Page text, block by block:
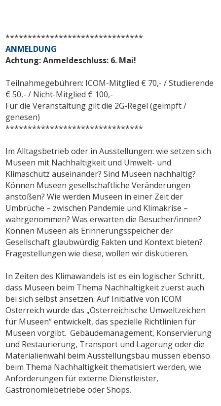
*******************************
ANMELDUNG
Achtung: Anmeldeschluss: 6. Mai!
Teilnahmegebühren: ICOM-Mitglied € 70,- / Studierende
€ 50,- / Nicht-Mitglied € 100,-
Für die Veranstaltung gilt die 2G-Regel (geimpft /
genesen)
*******************************
Im Alltagsbetrieb oder in Ausstellungen: wie setzen sich
Museen mit Nachhaltigkeit und Umwelt- und
Klimaschutz auseinander? Sind Museen nachhaltig?
Können Museen gesellschaftliche Veränderungen
anstoßen? Wie werden Museen in einer Zeit der
Umbrüche – zwischen Pandemie und Klimakrise –
wahrgenommen? Was erwarten die Besucher/innen?
Können Museen als Erinnerungsspeicher der
Gesellschaft glaubwürdig Fakten und Kontext bieten?
Fragestellungen wie diese, wollen wir diskutieren.
In Zeiten des Klimawandels ist es ein logischer Schritt,
dass Museen beim Thema Nachhaltigkeit zuerst auch
bei sich selbst ansetzen. Auf Initiative von ICOM
Österreich wurde das „Österreichische Umweltzeichen
für Museen“ entwickelt, das spezielle Richtlinien für
Museen vorgibt. Gebäudemanagement, Konservierung
und Restaurierung, Transport und Lagerung oder die
Materialienwahl beim Ausstellungsbau müssen ebenso
beim Thema Nachhaltigkeit thematisiert werden, wie
Anforderungen für externe Dienstleister,
Gastronomiebetriebe oder Shops.